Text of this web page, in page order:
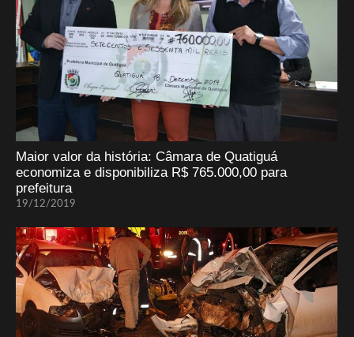
Maior valor da história: Câmara de Quatiguá
economiza e disponibiliza R$ 765.000,00 para
prefeitura
19/12/2019